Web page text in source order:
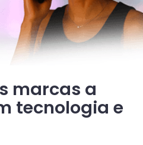
marcas a
tecnologia e